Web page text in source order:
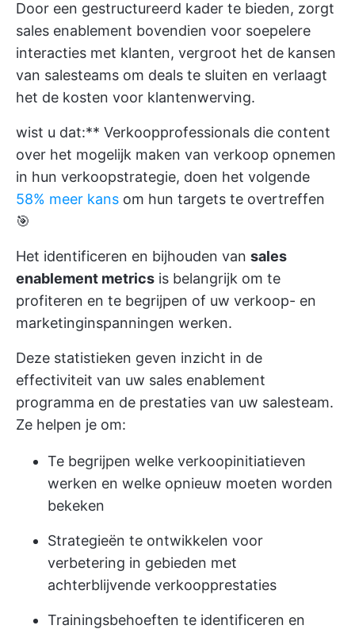
Door een gestructureerd kader te bieden, zorgt
sales enablement bovendien voor soepelere
interacties met klanten, vergroot het de kansen
van salesteams om deals te sluiten en verlaagt
het de kosten voor klantenwerving.
wist u dat:** Verkoopprofessionals die content
over het mogelijk maken van verkoop opnemen
in hun verkoopstrategie, doen het volgende
58% meer kans om hun targets te overtreffen
🎯
Het identificeren en bijhouden van sales
enablement metrics is belangrijk om te
profiteren en te begrijpen of uw verkoop- en
marketinginspanningen werken.
Deze statistieken geven inzicht in de
effectiviteit van uw sales enablement
programma en de prestaties van uw salesteam.
Ze helpen je om:
Te begrijpen welke verkoopinitiatieven
werken en welke opnieuw moeten worden
bekeken
Strategieën te ontwikkelen voor
verbetering in gebieden met
achterblijvende verkoopprestaties
Trainingsbehoeften te identificeren en